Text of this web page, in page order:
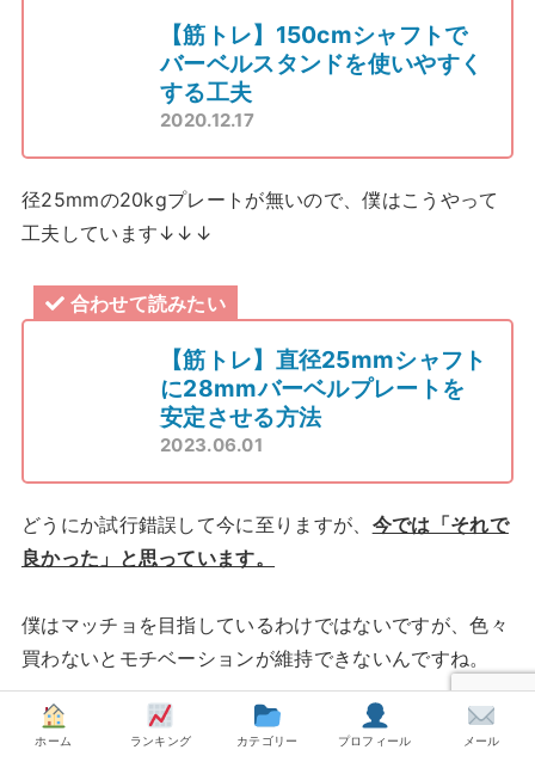
【筋トレ】150cmシャフトで
バーベルスタンドを使いやすく
する工夫
2020.12.17
径25mmの20kgプレートが無いので、僕はこうやって
工夫しています↓↓↓
合わせて読みたい
【筋トレ】直径25mmシャフト
に28mmバーベルプレートを
安定させる方法
2023.06.01
どうにか試行錯誤して今に至りますが、 今では「それで
良かった」と思っています。
僕はマッチョを目指しているわけではないですが、色々
買わないとモチベーションが維持できないんですね。
それと、筋トレグッズの買い物も楽しいです。
ホーム ランキング カテゴリー プロフィール メール